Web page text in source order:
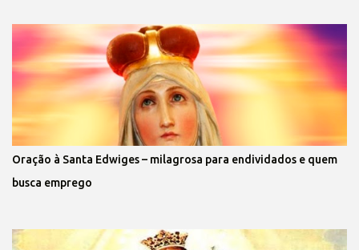
Oração à Santa Edwiges – milagrosa para endividados e quem
busca emprego